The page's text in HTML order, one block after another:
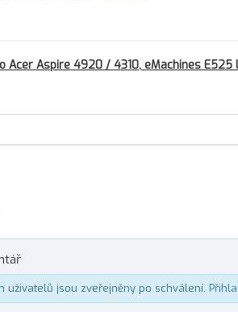
Acer Aspire 4920 / 4310, eMachines E525
uživatelů jsou zveřejněny po schválení.